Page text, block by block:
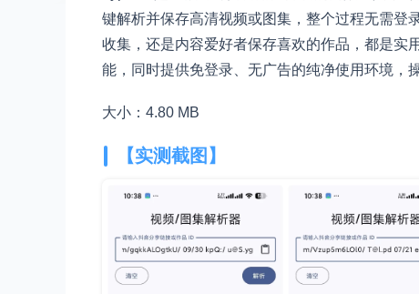
键解析并保存高清视频或图集，整个过程无需登
收集，还是内容爱好者保存喜欢的作品，都是实
能，同时提供免登录、无广告的纯净使用环境，
大小：4.80 MB
【实测截图】